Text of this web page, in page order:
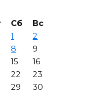
Сб
Вс
1
2
8
9
15
16
22
23
29
30